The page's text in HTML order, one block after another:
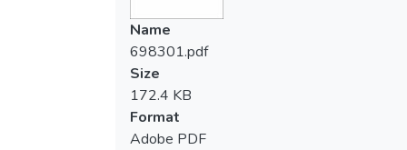
Name
698301.pdf
Size
172.4 KB
Format
Adobe PDF